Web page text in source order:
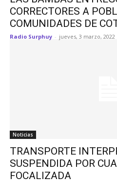
CORRECTORES A
COMUNIDADES DE
Radio Surphuy - jueves, 3 marzo, 2022
Noticias
TRANSPORTE
SUSPENDIDA POR
FOCALIZADA